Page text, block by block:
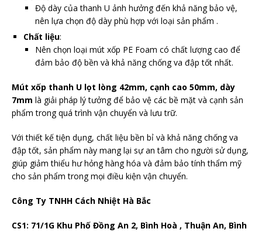
Độ dày của thanh U ảnh hưởng đến khả năng bảo vệ,
nên lựa chọn độ dày phù hợp với loại sản phẩm .
Chất liệu:
Nên chọn loại mút xốp PE Foam có chất lượng cao để
đảm bảo độ bền và khả năng chống va đập tốt nhất.
Mút xốp thanh U lọt lòng 42mm, cạnh cao 50mm, dày
7mm là giải pháp lý tưởng để bảo vệ các bề mặt và cạnh sản
phẩm trong quá trình vận chuyển và lưu trữ.
Với thiết kế tiện dụng, chất liệu bền bỉ và khả năng chống va
đập tốt, sản phẩm này mang lại sự an tâm cho người sử dụng,
giúp giảm thiểu hư hỏng hàng hóa và đảm bảo tính thẩm mỹ
cho sản phẩm trong mọi điều kiện vận chuyển.
Công Ty TNHH Cách Nhiệt Hà Bắc
CS1: 71/1G Khu Phố Đồng An 2, Bình Hoà , Thuận An, Bình